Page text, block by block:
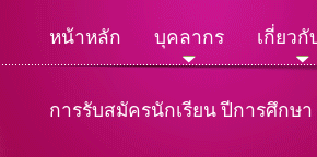
หน้าหลัก บุคลากร เกี่ยวกั
การรับสมัครนักเรียน ปีการศึกษา